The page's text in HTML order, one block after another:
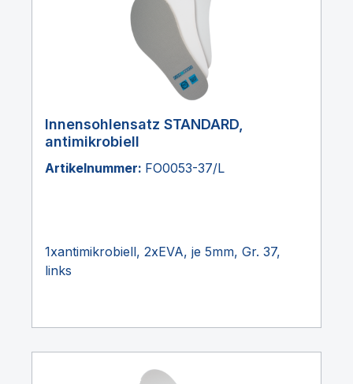
Innensohlensatz STANDARD,
antimikrobiell
Artikelnummer: FO0053-37/L
1xantimikrobiell, 2xEVA, je 5mm, Gr. 37,
links